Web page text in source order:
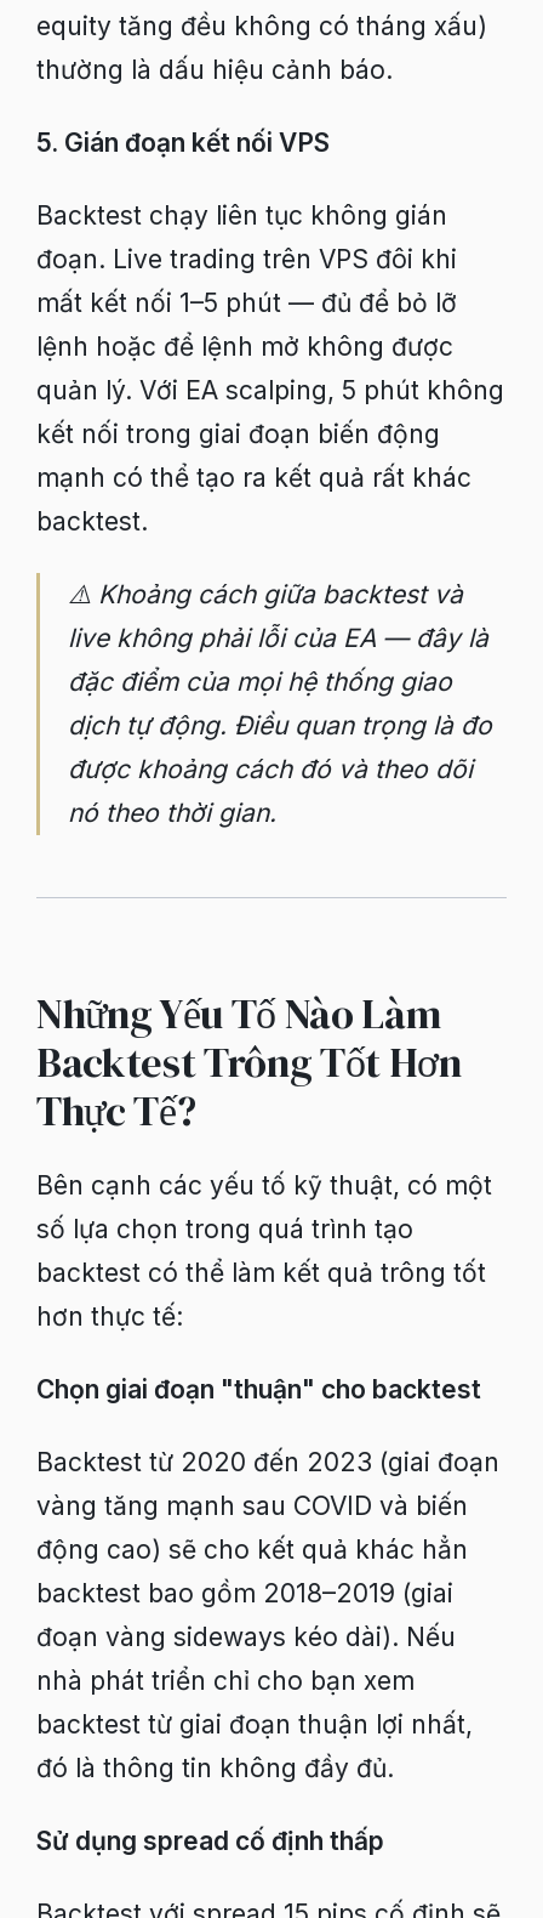
equity tăng đều không có tháng xấu)
thường là dấu hiệu cảnh báo.
5. Gián đoạn kết nối VPS
Backtest chạy liên tục không gián
đoạn. Live trading trên VPS đôi khi
mất kết nối 1–5 phút — đủ để bỏ lỡ
lệnh hoặc để lệnh mở không được
quản lý. Với EA scalping, 5 phút không
kết nối trong giai đoạn biến động
mạnh có thể tạo ra kết quả rất khác
backtest.
⚠️ Khoảng cách giữa backtest và
live không phải lỗi của EA — đây là
đặc điểm của mọi hệ thống giao
dịch tự động. Điều quan trọng là đo
được khoảng cách đó và theo dõi
nó theo thời gian.
Những Yếu Tố Nào Làm
Backtest Trông Tốt Hơn
Thực Tế?
Bên cạnh các yếu tố kỹ thuật, có một
số lựa chọn trong quá trình tạo
backtest có thể làm kết quả trông tốt
hơn thực tế:
Chọn giai đoạn "thuận" cho backtest
Backtest từ 2020 đến 2023 (giai đoạn
vàng tăng mạnh sau COVID và biến
động cao) sẽ cho kết quả khác hẳn
backtest bao gồm 2018–2019 (giai
đoạn vàng sideways kéo dài). Nếu
nhà phát triển chỉ cho bạn xem
backtest từ giai đoạn thuận lợi nhất,
đó là thông tin không đầy đủ.
Sử dụng spread cố định thấp